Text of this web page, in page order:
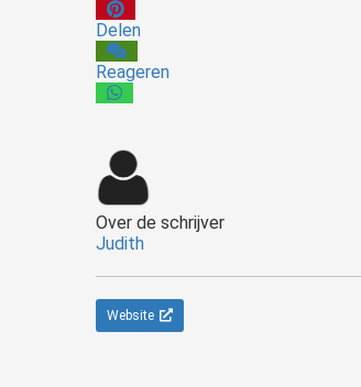
Delen
Reageren
Over de schrijver
Judith
Website